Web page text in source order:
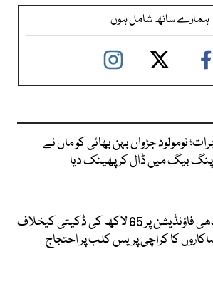
ہمارے ساتھ شامل ہوں
نومولود جڑواں بہن بھائی کو ماں نے
بیگ میں ڈال کر پھینک دیا
ایدھی فاؤنڈیشن پر 65 لاکھ کی ڈکیتی کیخلاف
کا کراچی پریس کلب پر احتجاج